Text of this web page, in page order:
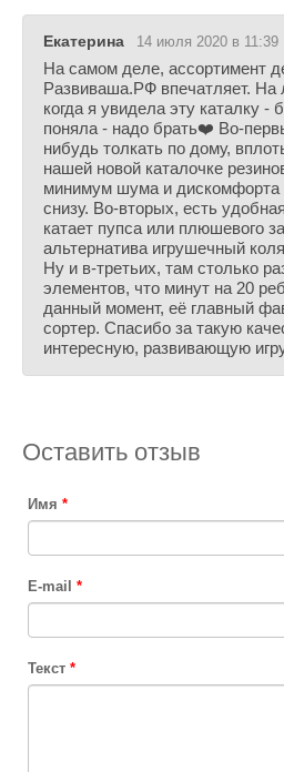
Екатерина 14 июля 2020 в 11:39
На самом деле, ассортимент
Развиваша.РФ впечатляет. На
когда я увидела эту каталку -
поняла - надо брать❤️ Во-
нибудь толкать по дому,
нашей новой каталочке
минимум шума и
снизу. Во-вторых, есть
катает пупса или плюшевого
альтернатива игрушечный
Ну и в-третьих, там столько
элементов, что минут на 20
данный момент, её главный
сортер. Спасибо за такую
интересную, развивающую
Оставить отзыв
Имя *
E-mail *
Текст *